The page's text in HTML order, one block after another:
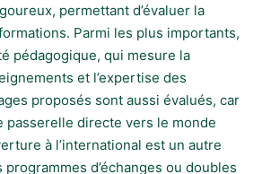
permettant d’évaluer la
Parmi les plus importants,
pédagogique, qui mesure la
et l’expertise des
proposés sont aussi évalués, car
passerelle directe vers le monde
à l’international est un autre
d’échanges ou doubles